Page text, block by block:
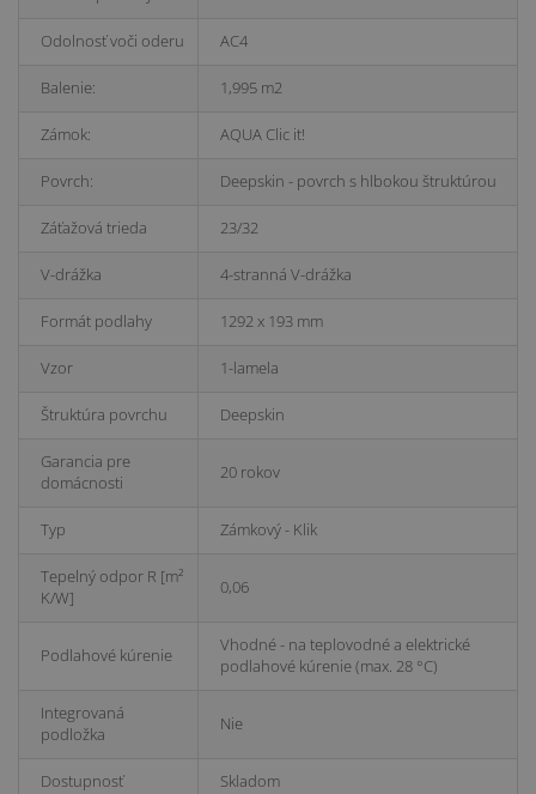
Odolnosť voči oderu AC4
Balenie: 1,995 m2
Zámok: AQUA Clic it!
Povrch: Deepskin - povrch s hlbokou štruktúrou
Záťažová trieda 23/32
V-drážka 4-stranná V-drážka
Formát podlahy 1292 x 193 mm
Vzor 1-lamela
Štruktúra povrchu Deepskin
Garancia pre
domácnosti
20 rokov
Typ Zámkový - Klik
Tepelný odpor R [m²
K/W]
0,06
Podlahové kúrenie
Vhodné - na teplovodné a elektrické
podlahové kúrenie (max. 28 °C)
Integrovaná
podložka
Nie
Dostupnosť Skladom